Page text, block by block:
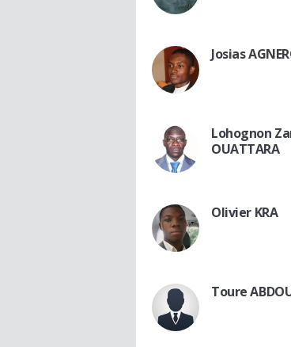
Josias
Lohognon
OUATTARA
Olivier KRA
Toure